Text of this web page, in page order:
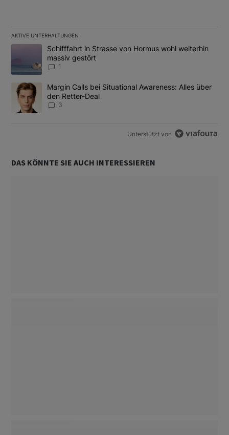
AKTIVE UNTERHALTUNGEN
Das Folgende ist eine Liste der am meisten kommentierten
Ein Trendartikel mit dem Titel "Schifffahrt in Strasse von
Schifffahrt in Strasse von Hormus wohl weiterhin
massiv gestört
1
Ein Trendartikel mit dem Titel "Margin Calls bei Situational
Margin Calls bei Situational Awareness: Alles über
den Retter-Deal
3
Unterstützt von
DAS KÖNNTE SIE AUCH INTERESSIEREN